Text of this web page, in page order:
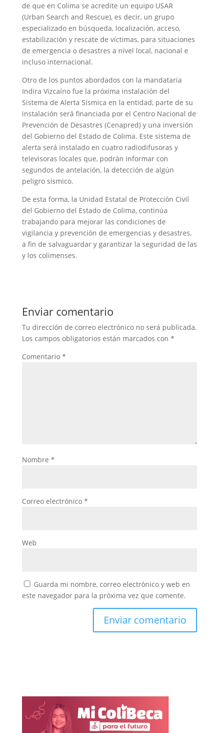
de que en Colima se acredite un equipo USAR
(Urban Search and Rescue), es decir, un grupo
especializado en búsqueda, localización, acceso,
estabilización y rescate de víctimas, para situaciones
de emergencia o desastres a nivel local, nacional e
incluso internacional.
Otro de los puntos abordados con la mandataria
Indira Vizcaíno fue la próxima instalación del
Sistema de Alerta Sísmica en la entidad, parte de su
instalación será financiada por el Centro Nacional de
Prevención de Desastres (Cenapred) y una inversión
del Gobierno del Estado de Colima. Este sistema de
alerta será instalado en cuatro radiodifusoras y
televisoras locales que, podrán informar con
segundos de antelación, la detección de algún
peligro sísmico.
De esta forma, la Unidad Estatal de Protección Civil
del Gobierno del Estado de Colima, continúa
trabajando para mejorar las condiciones de
vigilancia y prevención de emergencias y desastres,
a fin de salvaguardar y garantizar la seguridad de las
y los colimenses.
Enviar comentario
Tu dirección de correo electrónico no será publicada.
Los campos obligatorios están marcados con *
Comentario *
Nombre *
Correo electrónico *
Web
Guarda mi nombre, correo electrónico y web en
este navegador para la próxima vez que comente.